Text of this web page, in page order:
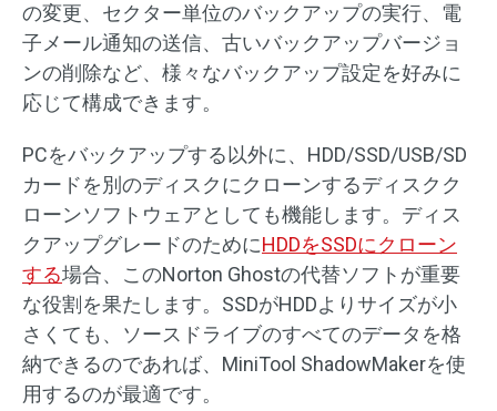
の変更、セクター単位のバックアップの実行、電
子メール通知の送信、古いバックアップバージョ
ンの削除など、様々なバックアップ設定を好みに
応じて構成できます。
PCをバックアップする以外に、HDD/SSD/USB/SD
カードを別のディスクにクローンするディスクク
ローンソフトウェアとしても機能します。ディス
クアップグレードのためにHDDをSSDにクローン
する場合、このNorton Ghostの代替ソフトが重要
な役割を果たします。SSDがHDDよりサイズが小
さくても、ソースドライブのすべてのデータを格
納できるのであれば、MiniTool ShadowMakerを使
用するのが最適です。